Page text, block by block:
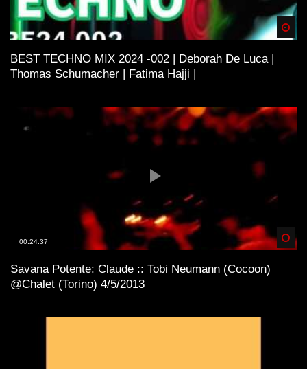
BEST TECHNO MIX 2024 -002 | Deborah De Luca |
Thomas Schumacher | Fatima Hajji |
00:24:37
Savana Potente: Claude :: Tobi Neumann (Cocoon)
@Chalet (Torino) 4/5/2013